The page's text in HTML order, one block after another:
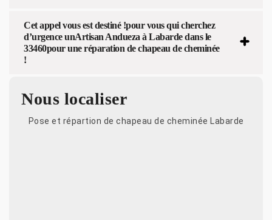
Cet appel vous est destiné !pour vous qui cherchez
d’urgence unArtisan Andueza à Labarde dans le
33460pour une réparation de chapeau de cheminée
!
Nous localiser
Pose et répartion de chapeau de cheminée Labarde